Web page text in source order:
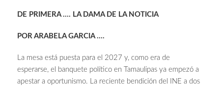
DE PRIMERA …. LA DAMA DE LA NOTICIA
POR ARABELA GARCIA ….
La mesa está puesta para el 2027 y, como era de
esperarse, el banquete político en Tamaulipas ya empezó a
apestar a oportunismo. La reciente bendición del INE a dos